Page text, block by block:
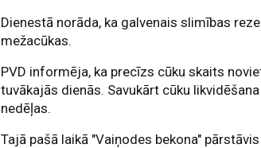
Dienestā norāda, ka galvenais slimības
mežacūkas.
PVD informēja, ka precīzs cūku skaits
tuvākajās dienās. Savukārt cūku
nedēļas.
Tajā pašā laikā "Vaiņodes bekona"